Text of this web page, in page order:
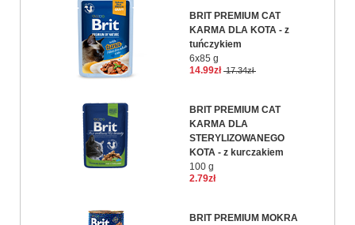
BRIT PREMIUM CAT
KARMA DLA KOTA - z
tuńczykiem
6x85 g
14.99zł 17.34zł
BRIT PREMIUM CAT
KARMA DLA
STERYLIZOWANEGO
KOTA - z kurczakiem
100 g
2.79zł
BRIT PREMIUM MOKRA